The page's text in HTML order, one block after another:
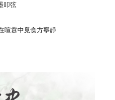
叩弦
喧囂中覓食方寧靜